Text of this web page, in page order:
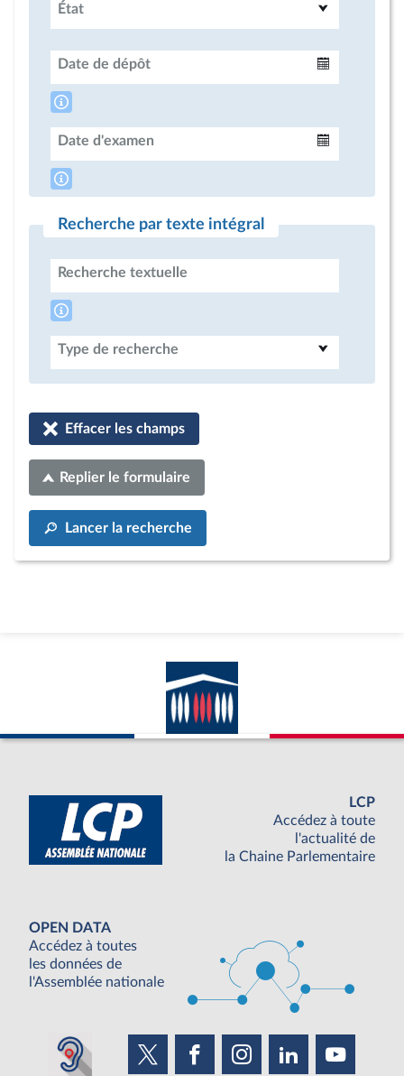
État
Date de dépôt
Date d'examen
Recherche par texte intégral
Recherche textuelle
Type de recherche
Effacer les champs
Replier le formulaire
Lancer la recherche
LCP
Accédez à toute
l'actualité de
la Chaine Parlementaire
OPEN DATA
Accédez à toutes
les données de
l'Assemblée nationale